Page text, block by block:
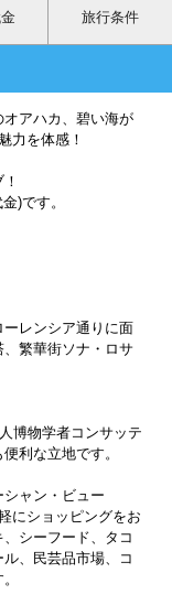
旅行条件
アハカ、碧い海が
力を体感！
)です。
レンシア通りに面
繁華街ソナ・ロサ
博物学者コンサッテ
利な立地です。
ャン・ビュー
にショッピングをお
シーフード、タコ
、民芸品市場、コ